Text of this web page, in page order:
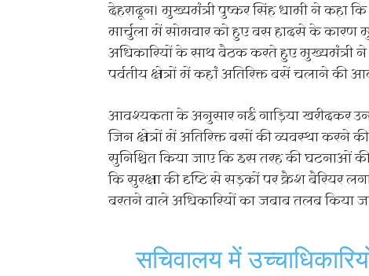
देहरादून। मुख्यमंत्री पुष्कर सिंह धामी ने कहा
मार्चुला में सोमवार को हुए बस हादसे के कारण
अधिकारियों के साथ बैठक करते हुए मुख्यमंत्री
पर्वतीय क्षेत्रों में कहां अतिरिक्त बसें चलाने की
आवश्यकता के अनुसार नई गाड़िया खरीदकर उन
जिन क्षेत्रों में अतिरिक्त बसों की व्यवस्था करने
सुनिश्चित किया जाए कि इस तरह की घटनाओं
कि सुरक्षा की दृष्टि से सड़कों पर क्रैश बैरियर
बरतने वाले अधिकारियों का जबाब तलब किया
सचिवालय में